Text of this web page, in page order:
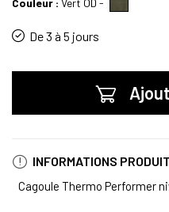
De 3 à 5 jours
INFORMATIONS PRODUIT
Cagoule Thermo Performer